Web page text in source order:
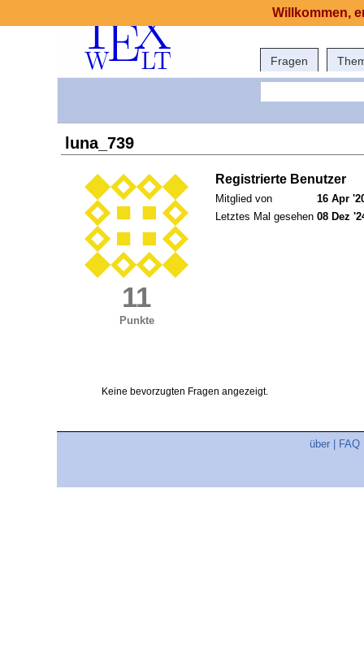
Fragen
luna_739
11
Punkte
Registrierte Benutzer
Mitglied von
16 Apr
Letztes Mal gesehen 08 Dez
Keine bevorzugten Fragen angezeigt.
über FAQ
Willkommen,